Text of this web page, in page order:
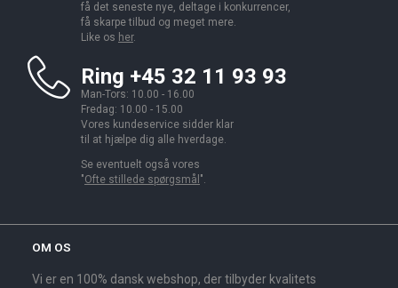
få det seneste nye, deltage i konkurrencer,
få skarpe tilbud og meget mere.
Like os her.
Ring +45 32 11 93 93
Man-Tors: 10.00 - 16.00
Fredag: 10.00 - 15.00
Vores kundeservice sidder klar
til at hjælpe dig alle hverdage.
Se eventuelt også vores
"Ofte stillede spørgsmål ".
OM OS
Vi er en 100% dansk webshop, der tilbyder kvalitets